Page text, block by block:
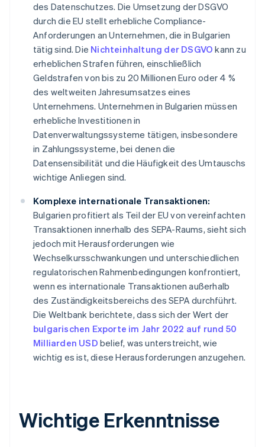
des Datenschutzes. Die Umsetzung der DSGVO
durch die EU stellt erhebliche Compliance-
Anforderungen an Unternehmen, die in Bulgarien
tätig sind. Die Nichteinhaltung der DSGVO kann zu
erheblichen Strafen führen, einschließlich
Geldstrafen von bis zu 20 Millionen Euro oder 4 %
des weltweiten Jahresumsatzes eines
Unternehmens. Unternehmen in Bulgarien müssen
erhebliche Investitionen in
Datenverwaltungssysteme tätigen, insbesondere
in Zahlungssysteme, bei denen die
Datensensibilität und die Häufigkeit des Umtauschs
wichtige Anliegen sind.
Komplexe internationale Transaktionen:
Bulgarien profitiert als Teil der EU von vereinfachten
Transaktionen innerhalb des SEPA-Raums, sieht sich
jedoch mit Herausforderungen wie
Wechselkursschwankungen und unterschiedlichen
regulatorischen Rahmenbedingungen konfrontiert,
wenn es internationale Transaktionen außerhalb
des Zuständigkeitsbereichs des SEPA durchführt.
Die Weltbank berichtete, dass sich der Wert der
bulgarischen Exporte im Jahr 2022 auf rund 50
Milliarden USD belief, was unterstreicht, wie
wichtig es ist, diese Herausforderungen anzugehen.
Wichtige Erkenntnisse